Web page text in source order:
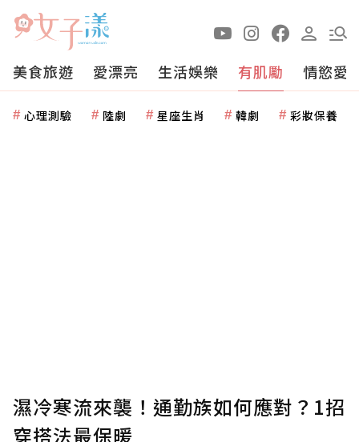
美食旅遊 愛漂亮 生活娛樂 有肌勵 情慾愛
心理測驗 陸劇 星座生肖 韓劇 彩妝保養
濕冷寒流來襲！通勤族如何應對？1招
穿搭法最保暖